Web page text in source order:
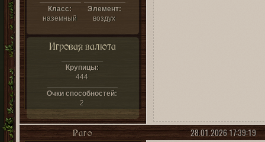
Класс:
наземный
Элемент:
воздух
Игровая валюта
Крупицы:
444
Очки способностей:
2
28.01.2026 17:39:19
Раго